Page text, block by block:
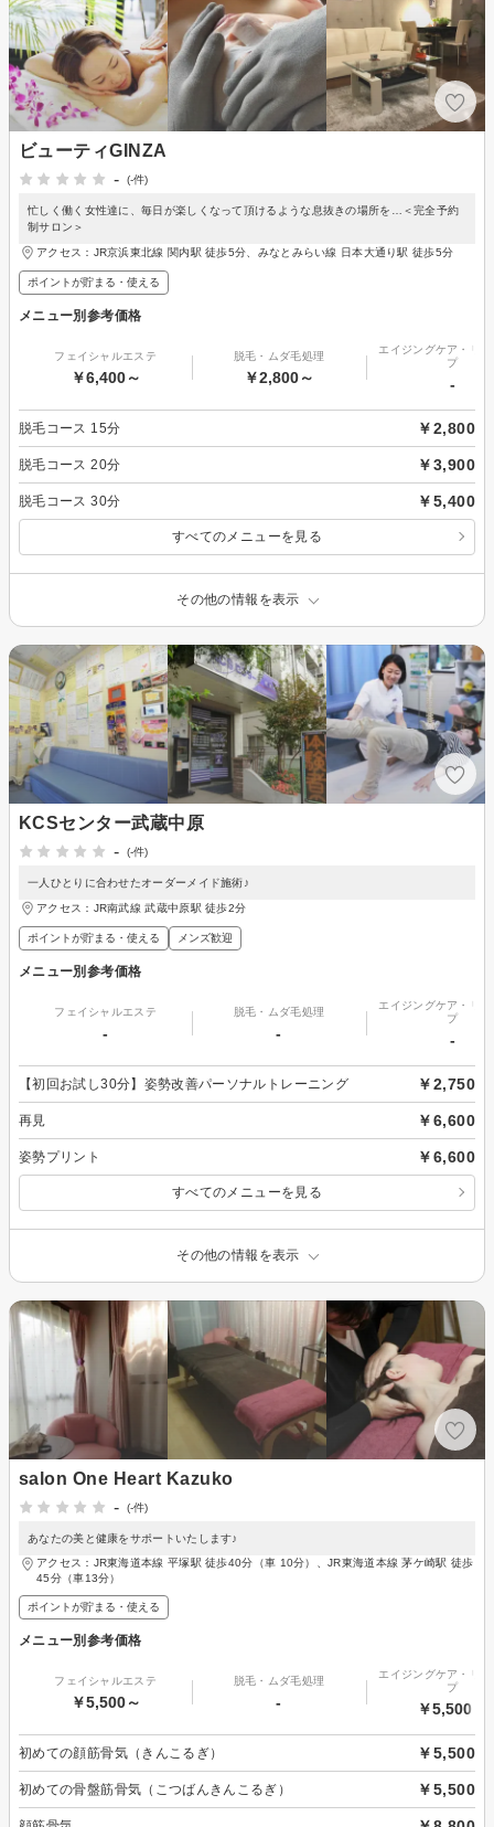
ビューティGINZA
-
(-件)
忙しく働く女性達に、毎日が楽しくなって頂けるような息抜きの場所を…＜完全予約
制サロン＞
アクセス：JR京浜東北線 関内駅 徒歩5分、みなとみらい線 日本大通り駅 徒歩5分
ポイントが貯まる・使える
メニュー別参考価格
フェイシャルエステ
￥6,400～
脱毛・ムダ毛処理
￥2,800～
エイジングケア・リ
プ
-
脱毛コース 15分 ￥2,800
脱毛コース 20分 ￥3,900
脱毛コース 30分 ￥5,400
すべてのメニューを見る
その他の情報を表示
KCSセンター武蔵中原
-
(-件)
一人ひとりに合わせたオーダーメイド施術♪
アクセス：JR南武線 武蔵中原駅 徒歩2分
ポイントが貯まる・使える メンズ歓迎
メニュー別参考価格
フェイシャルエステ
-
脱毛・ムダ毛処理
-
エイジングケア・リ
プ
-
【初回お試し30分】姿勢改善パーソナルトレーニング ￥2,750
再見 ￥6,600
姿勢プリント ￥6,600
すべてのメニューを見る
その他の情報を表示
salon One Heart Kazuko
-
(-件)
あなたの美と健康をサポートいたします♪
アクセス：JR東海道本線 平塚駅 徒歩40分（車 10分）、JR東海道本線 茅ケ崎駅 徒歩
45分（車13分）
ポイントが貯まる・使える
メニュー別参考価格
フェイシャルエステ
￥5,500～
脱毛・ムダ毛処理
-
エイジングケア・リ
プ
￥5,500～
初めての顔筋骨気（きんこるぎ） ￥5,500
初めての骨盤筋骨気（こつばんきんこるぎ） ￥5,500